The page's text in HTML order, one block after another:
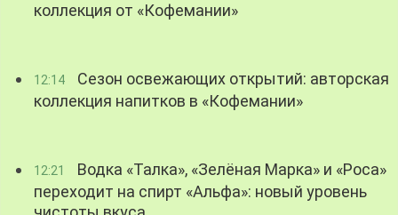
коллекция от «Кофемании»
12:14
Сезон освежающих открытий: авторская
коллекция напитков в «Кофемании»
12:21
Водка «Талка», «Зелёная Марка» и «Роса»
переходит на спирт «Альфа»: новый уровень